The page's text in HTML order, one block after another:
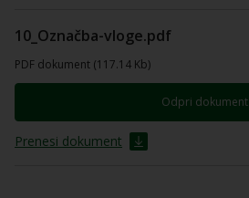
10_Označba-vloge.pdf
PDF dokument (117.14 Kb)
Odpri dokument
Prenesi dokument